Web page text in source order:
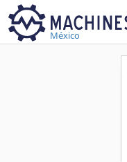
México